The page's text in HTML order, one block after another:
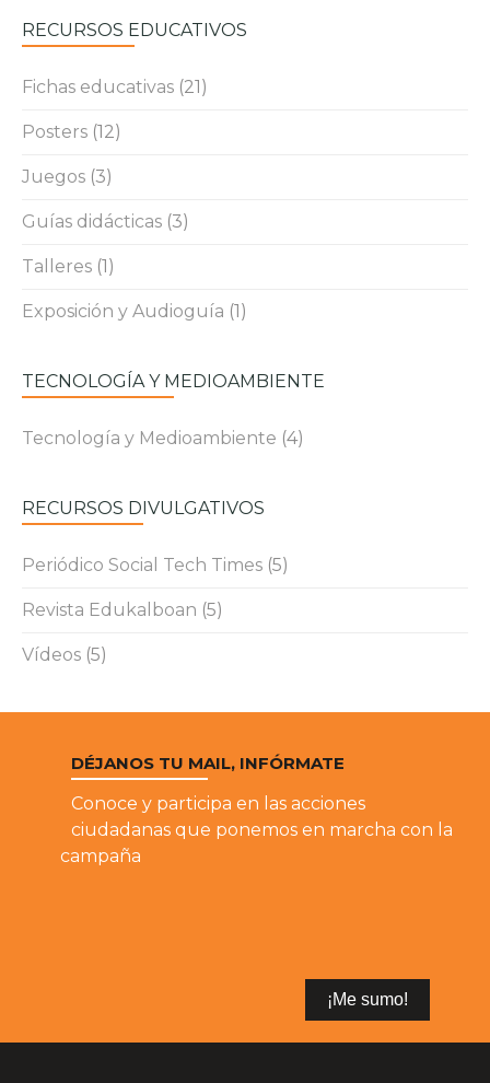
RECURSOS EDUCATIVOS
Fichas educativas (21)
Posters (12)
Juegos (3)
Guías didácticas (3)
Talleres (1)
Exposición y Audioguía (1)
TECNOLOGÍA Y MEDIOAMBIENTE
Tecnología y Medioambiente (4)
RECURSOS DIVULGATIVOS
Periódico Social Tech Times (5)
Revista Edukalboan (5)
Vídeos (5)
DÉJANOS TU MAIL, INFÓRMATE
Conoce y participa en las acciones
ciudadanas que ponemos en marcha con la
campaña